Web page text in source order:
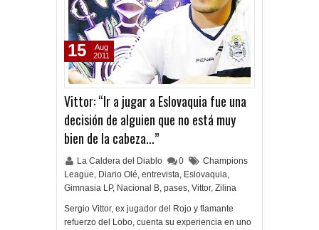
Vittor: “Ir a jugar a Eslovaquia fue una
decisión de alguien que no está muy
bien de la cabeza...”
La Caldera del Diablo 0
Champions
League, Diario Olé, entrevista, Eslovaquia,
Gimnasia LP, Nacional B, pases, Vittor, Zilina
Sergio Vittor, ex jugador del Rojo y flamante
refuerzo del Lobo, cuenta su experiencia en uno
15
Aug
2011